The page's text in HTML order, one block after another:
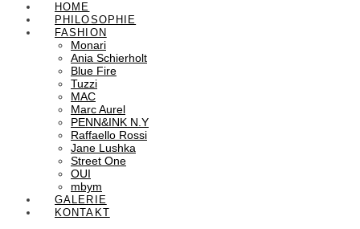
HOME
PHILOSOPHIE
FASHION
Monari
Ania Schierholt
Blue Fire
Tuzzi
MAC
Marc Aurel
PENN&INK N.Y
Raffaello Rossi
Jane Lushka
Street One
OUI
mbym
GALERIE
KONTAKT